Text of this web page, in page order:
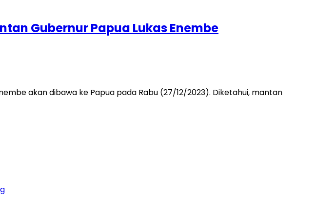
Gubernur Papua Lukas Enembe
akan dibawa ke Papua pada Rabu (27/12/2023). Diketahui, mantan